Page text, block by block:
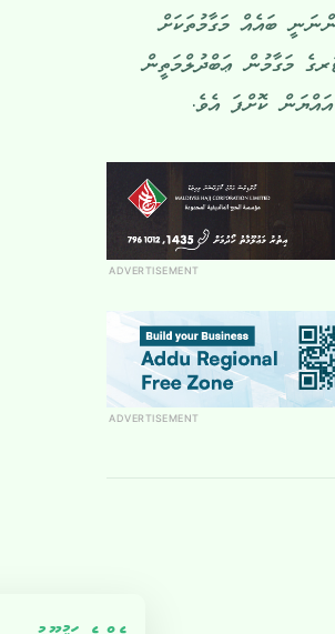
ބައެއް މަގާމުތަކަށް
މަގާމުން ޢަބްދުލްމަތީން
ކޮށްފަ އެވެ.
ADVERTISEMENT
ADVERTISEMENT